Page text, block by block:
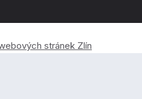
stránek Zlín